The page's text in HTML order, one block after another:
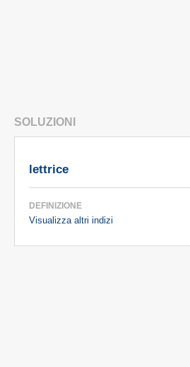
SOLUZIONI
lettrice
DEFINIZIONE
Visualizza altri indizi